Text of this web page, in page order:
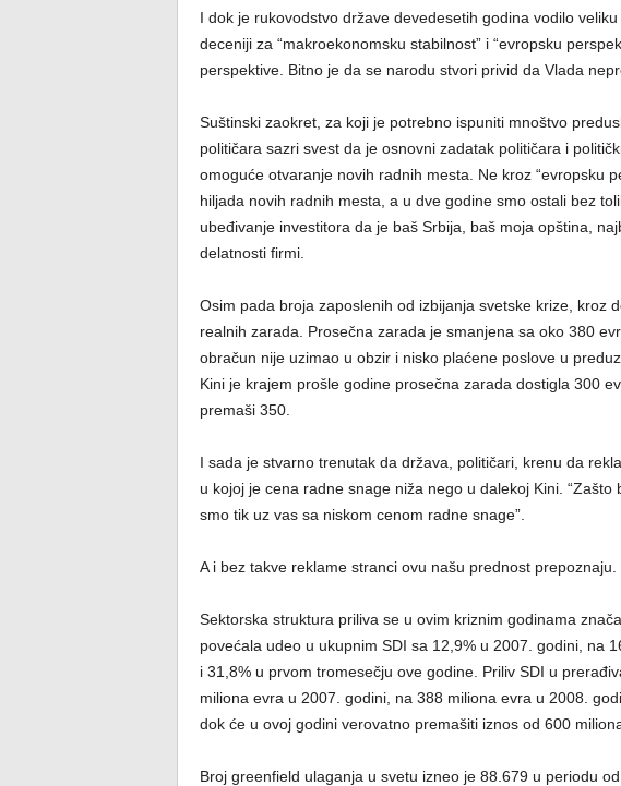
I dok je rukovodstvo države devedesetih godina vodilo
deceniji za “makroekonomsku stabilnost” i “evropsku
perspektive. Bitno je da se narodu stvori privid da Vlada
Suštinski zaokret, za koji je potrebno ispuniti mnoštvo
političara sazri svest da je osnovni zadatak političara i
omoguće otvaranje novih radnih mesta. Ne kroz “evropsku
hiljada novih radnih mesta, a u dve godine smo ostali bez
ubeđivanje investitora da je baš Srbija, baš moja opština,
delatnosti firmi.
Osim pada broja zaposlenih od izbijanja svetske krize, kroz
realnih zarada. Prosečna zarada je smanjena sa oko 380
obračun nije uzimao u obzir i nisko plaćene poslove u
Kini je krajem prošle godine prosečna zarada dostigla 300
premaši 350.
I sada je stvarno trenutak da država, političari, krenu da
u kojoj je cena radne snage niža nego u dalekoj Kini.
smo tik uz vas sa niskom cenom radne snage”.
A i bez takve reklame stranci ovu našu prednost prepoznaju.
Sektorska struktura priliva se u ovim kriznim godinama
povećala udeo u ukupnim SDI sa 12,9% u 2007. godini, na
i 31,8% u prvom tromesečju ove godine. Priliv SDI u
miliona evra u 2007. godini, na 388 miliona evra u 2008.
dok će u ovoj godini verovatno premašiti iznos od 600
Broj greenfield ulaganja u svetu izneo je 88.679 u periodu